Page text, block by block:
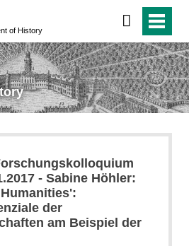
of History
- Sabine Höhler:
der
am Beispiel der